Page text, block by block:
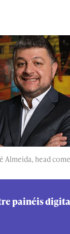
Almeida, head
painéis